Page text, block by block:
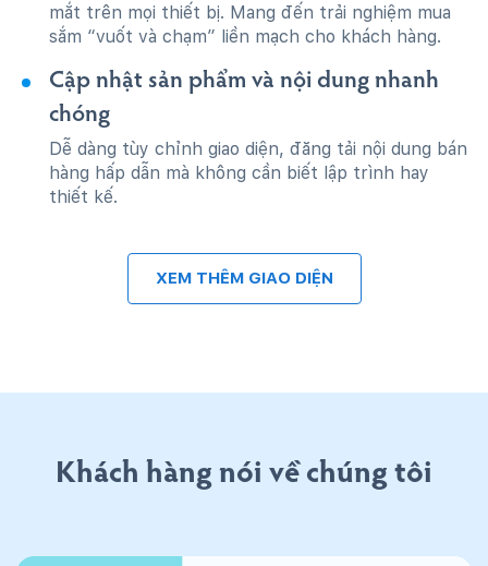
mắt trên mọi thiết bị. Mang đến trải nghiệm mua
sắm “vuốt và chạm” liền mạch cho khách hàng.
Cập nhật sản phẩm và nội dung nhanh
chóng
Dễ dàng tùy chỉnh giao diện, đăng tải nội dung bán
hàng hấp dẫn mà không cần biết lập trình hay
thiết kế.
XEM THÊM GIAO DIỆN
Khách hàng nói về chúng tôi